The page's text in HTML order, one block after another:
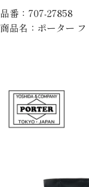
品番：707-27858
商品名：ポーター